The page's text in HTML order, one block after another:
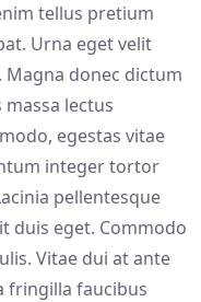
tellus pretium
Urna eget velit
Magna donec dictum
lectus
egestas vitae
integer tortor
pellentesque
duis eget. Commodo
Vitae dui at ante
fringilla faucibus